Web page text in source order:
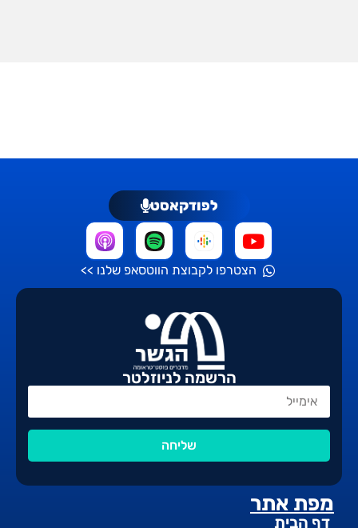
מפת אתר
דף הבית
לפודקאסט
הצטרפו לקבוצת הווטסאפ שלנו >>
הרשמה לניוזלטר
שליחה